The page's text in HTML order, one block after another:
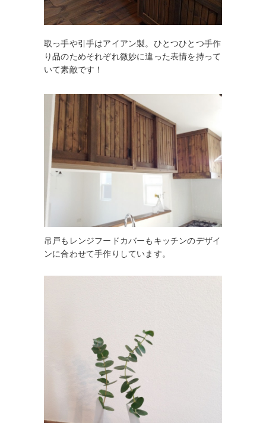
取っ手や引手はアイアン製。ひとつひとつ手作
り品のためそれぞれ微妙に違った表情を持って
いて素敵です！
吊戸もレンジフードカバーもキッチンのデザイ
ンに合わせて手作りしています。